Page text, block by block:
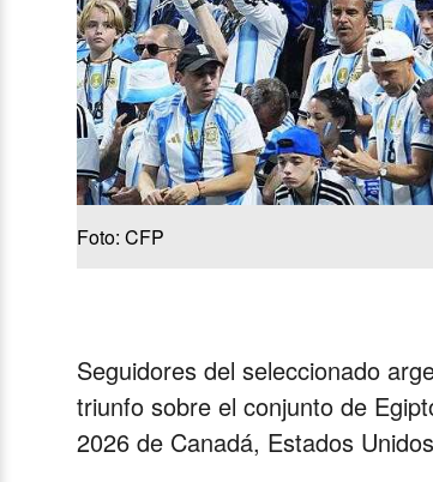
Foto: CFP
Seguidores del seleccionado
triunfo sobre el conjunto de
2026 de Canadá, Estados